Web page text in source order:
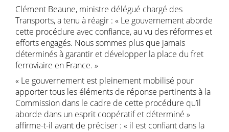
Clément Beaune, ministre délégué chargé des
Transports, a tenu à réagir : « Le gouvernement aborde
cette procédure avec confiance, au vu des réformes et
efforts engagés. Nous sommes plus que jamais
déterminés à garantir et développer la place du fret
ferroviaire en France. »
« Le gouvernement est pleinement mobilisé pour
apporter tous les éléments de réponse pertinents à la
Commission dans le cadre de cette procédure qu’il
aborde dans un esprit coopératif et déterminé »
affirme-t-il avant de préciser : « il est confiant dans la